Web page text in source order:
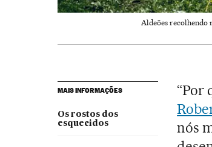
Aldeões recolhendo
MAIS INFORMAÇÕES
Os rostos dos
esquecidos
“Por
nós